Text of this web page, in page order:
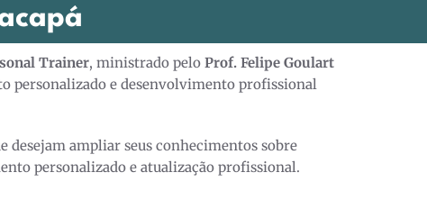
Trainer, ministrado peloProf. Felipe Goulart
personalizado e desenvolvimento profissional
desejam ampliar seus conhecimentos sobre
personalizado e atualização profissional.